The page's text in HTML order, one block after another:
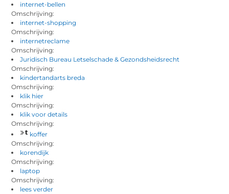
internet-bellen
Omschrijving:
internet-shopping
Omschrijving:
internetreclame
Omschrijving:
Juridisch Bureau Letselschade & Gezondsheidsrecht
Omschrijving:
kindertandarts breda
Omschrijving:
klik hier
Omschrijving:
klik voor details
Omschrijving:
koffer
Omschrijving:
korendijk
Omschrijving:
laptop
Omschrijving:
lees verder